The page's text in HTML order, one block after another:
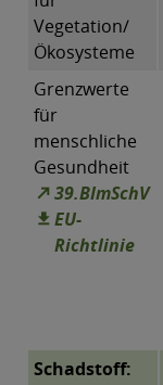
Vegetation/
Ökosysteme
Grenzwerte
für
menschliche
Gesundheit
39.BImSchV
EU-
Richtlinie
Schadstoff: